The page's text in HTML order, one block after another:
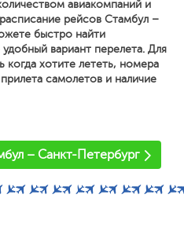
авиакомпаний и
рейсов Стамбул –
быстро найти
вариант перелета. Для
хотите лететь, номера
самолетов и наличие
– Санкт-Петербург